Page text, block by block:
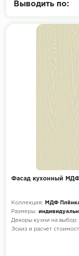
Выводить по:
Фасад кухонный
Коллекция:
МДФ
Размеры:
Декоры кухни на выбор:
Эскиз и расчет